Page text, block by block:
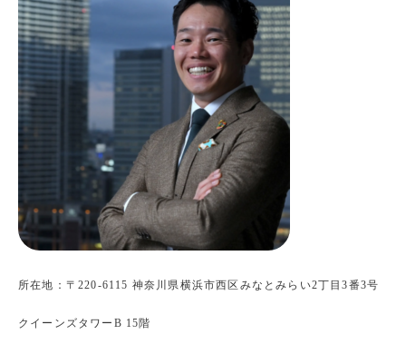
所在地：〒220-6115 神奈川県横浜市西区みなとみらい2丁目3番3号
クイーンズタワーB 15階